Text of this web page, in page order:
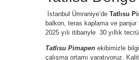
İstanbul Ümraniye’de Tatlısu
balkon, teras kaplama ve panjur
2025 yılı itibariyle 30 yıllık
Tatlısu Pimapen ekibimizle
çalışma ortamı yaratıyoruz.